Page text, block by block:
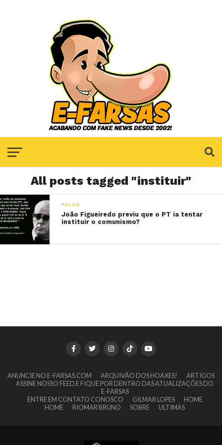
All posts tagged "instituir"
FALSO
João Figueiredo previu que o PT ia tentar
instituir o comunismo?
ANUNCIE NO E-FARSAS.COM ARQUIVÃO DOS HOAXES!
ARTIGOS
ASSINE NOSSO FEED E FIQUE POR DENTRO DAS ATUALIZAÇÕES DO
E-FARSAS
ENTRE EM CONTATO CONOSCO
GILMAR LOPES
HOME
HOME
RIOMAR BRUNO SOBRE ULTIMAS